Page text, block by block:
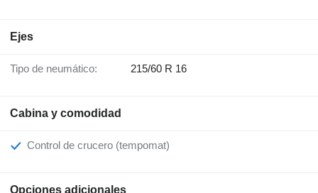
Ejes
Tipo de neumático: 215/60 R 16
Cabina y comodidad
Control de crucero (tempomat)
Opciones adicionales